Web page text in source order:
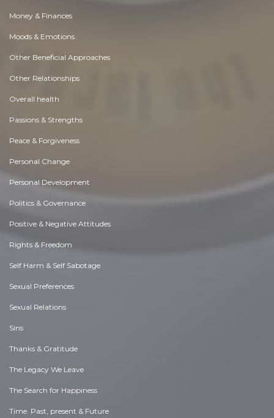
Money & Finances
Moods & Emotions
Other Beneficial Approaches
Other Relationships
Overall health
Passions & Strengths
Peace & Forgiveness
Personal Change
Personal Development
Politics & Governance
Positive & Negative Attitudes
Rights & Freedom
Self Harm & Self Sabotage
Sexual Preferences
Sexual Relations
Sins
Thanks & Gratitude
The Legacy We Leave
The Search for Happiness
Time. Past, present & Future